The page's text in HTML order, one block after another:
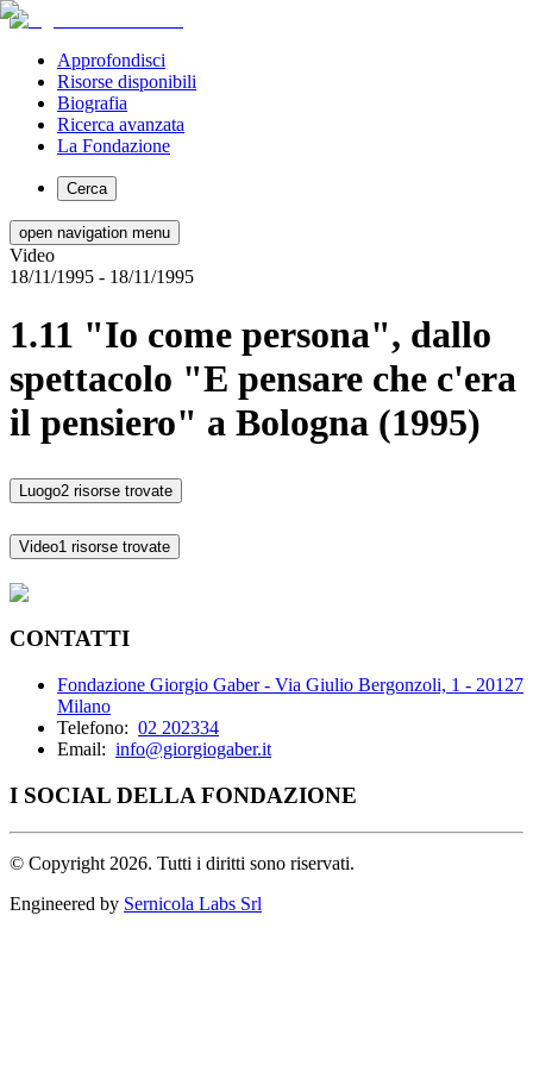
Approfondisci
Risorse disponibili
Biografia
Ricerca avanzata
La Fondazione
Cerca
open navigation menu
Video
18/11/1995 - 18/11/1995
1.11 "Io come persona", dallo
spettacolo "E pensare che c'era
il pensiero" a Bologna (1995)
Luogo2 risorse trovate
Video1 risorse trovate
CONTATTI
Fondazione Giorgio Gaber - Via Giulio Bergonzoli, 1 - 20127
Milano
Telefono: 02 202334
Email: info@giorgiogaber.it
I SOCIAL DELLA FONDAZIONE
© Copyright 2026. Tutti i diritti sono riservati.
Engineered by Sernicola Labs Srl